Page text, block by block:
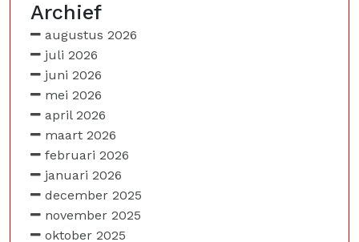
Archief
augustus 2026
juli 2026
juni 2026
mei 2026
april 2026
maart 2026
februari 2026
januari 2026
december 2025
november 2025
oktober 2025